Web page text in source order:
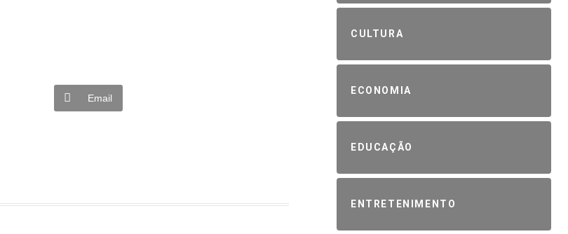
Email
CULTURA
ECONOMIA
EDUCAÇÃO
ENTRETENIMENTO